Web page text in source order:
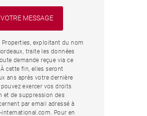
Properties, exploitant du nom
traite les données
demande reçue via ce
cette fin, elles seront
ans après votre dernière
exercer vos droits
et de suppression des
par email adressé à
Pour en